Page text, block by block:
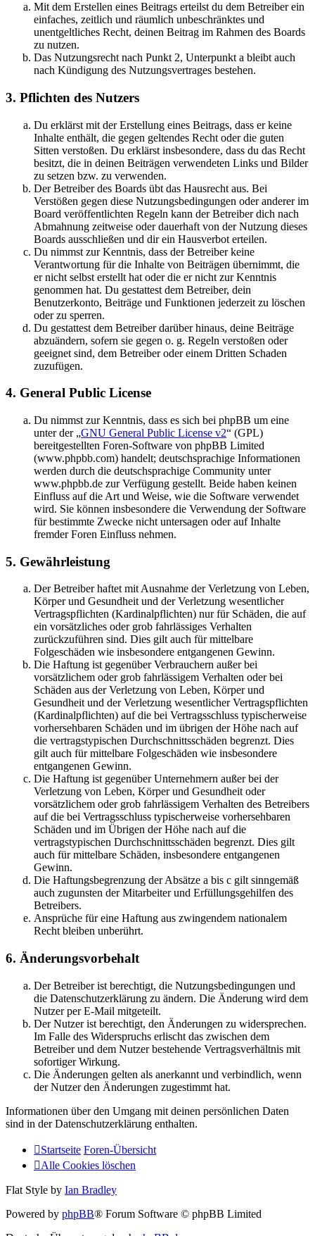
Mit dem Erstellen eines Beitrags erteilst du dem Betreiber ein
einfaches, zeitlich und räumlich unbeschränktes und
unentgeltliches Recht, deinen Beitrag im Rahmen des Boards
zu nutzen.
Das Nutzungsrecht nach Punkt 2, Unterpunkt a bleibt auch
nach Kündigung des Nutzungsvertrages bestehen.
3. Pflichten des Nutzers
Du erklärst mit der Erstellung eines Beitrags, dass er keine
Inhalte enthält, die gegen geltendes Recht oder die guten
Sitten verstoßen. Du erklärst insbesondere, dass du das Recht
besitzt, die in deinen Beiträgen verwendeten Links und Bilder
zu setzen bzw. zu verwenden.
Der Betreiber des Boards übt das Hausrecht aus. Bei
Verstößen gegen diese Nutzungsbedingungen oder anderer im
Board veröffentlichten Regeln kann der Betreiber dich nach
Abmahnung zeitweise oder dauerhaft von der Nutzung dieses
Boards ausschließen und dir ein Hausverbot erteilen.
Du nimmst zur Kenntnis, dass der Betreiber keine
Verantwortung für die Inhalte von Beiträgen übernimmt, die
er nicht selbst erstellt hat oder die er nicht zur Kenntnis
genommen hat. Du gestattest dem Betreiber, dein
Benutzerkonto, Beiträge und Funktionen jederzeit zu löschen
oder zu sperren.
Du gestattest dem Betreiber darüber hinaus, deine Beiträge
abzuändern, sofern sie gegen o. g. Regeln verstoßen oder
geeignet sind, dem Betreiber oder einem Dritten Schaden
zuzufügen.
4. General Public License
Du nimmst zur Kenntnis, dass es sich bei phpBB um eine
unter der „GNU General Public License v2“ (GPL)
bereitgestellten Foren-Software von phpBB Limited
(www.phpbb.com) handelt; deutschsprachige Informationen
werden durch die deutschsprachige Community unter
www.phpbb.de zur Verfügung gestellt. Beide haben keinen
Einfluss auf die Art und Weise, wie die Software verwendet
wird. Sie können insbesondere die Verwendung der Software
für bestimmte Zwecke nicht untersagen oder auf Inhalte
fremder Foren Einfluss nehmen.
5. Gewährleistung
Der Betreiber haftet mit Ausnahme der Verletzung von Leben,
Körper und Gesundheit und der Verletzung wesentlicher
Vertragspflichten (Kardinalpflichten) nur für Schäden, die auf
ein vorsätzliches oder grob fahrlässiges Verhalten
zurückzuführen sind. Dies gilt auch für mittelbare
Folgeschäden wie insbesondere entgangenen Gewinn.
Die Haftung ist gegenüber Verbrauchern außer bei
vorsätzlichem oder grob fahrlässigem Verhalten oder bei
Schäden aus der Verletzung von Leben, Körper und
Gesundheit und der Verletzung wesentlicher Vertragspflichten
(Kardinalpflichten) auf die bei Vertragsschluss typischerweise
vorhersehbaren Schäden und im übrigen der Höhe nach auf
die vertragstypischen Durchschnittsschäden begrenzt. Dies
gilt auch für mittelbare Folgeschäden wie insbesondere
entgangenen Gewinn.
Die Haftung ist gegenüber Unternehmern außer bei der
Verletzung von Leben, Körper und Gesundheit oder
vorsätzlichem oder grob fahrlässigem Verhalten des Betreibers
auf die bei Vertragsschluss typischerweise vorhersehbaren
Schäden und im Übrigen der Höhe nach auf die
vertragstypischen Durchschnittsschäden begrenzt. Dies gilt
auch für mittelbare Schäden, insbesondere entgangenen
Gewinn.
Die Haftungsbegrenzung der Absätze a bis c gilt sinngemäß
auch zugunsten der Mitarbeiter und Erfüllungsgehilfen des
Betreibers.
Ansprüche für eine Haftung aus zwingendem nationalem
Recht bleiben unberührt.
6. Änderungsvorbehalt
Der Betreiber ist berechtigt, die Nutzungsbedingungen und
die Datenschutzerklärung zu ändern. Die Änderung wird dem
Nutzer per E-Mail mitgeteilt.
Der Nutzer ist berechtigt, den Änderungen zu widersprechen.
Im Falle des Widerspruchs erlischt das zwischen dem
Betreiber und dem Nutzer bestehende Vertragsverhältnis mit
sofortiger Wirkung.
Die Änderungen gelten als anerkannt und verbindlich, wenn
der Nutzer den Änderungen zugestimmt hat.
Informationen über den Umgang mit deinen persönlichen Daten
sind in der Datenschutzerklärung enthalten.
Startseite Foren-Übersicht
Alle Cookies löschen
Flat Style by Ian Bradley
Powered by phpBB® Forum Software © phpBB Limited